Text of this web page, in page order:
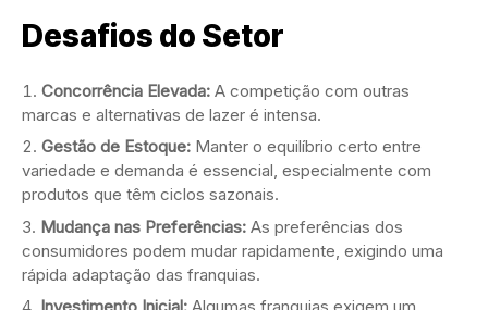
Desafios do Setor
Concorrência Elevada: A competição com outras
marcas e alternativas de lazer é intensa.
Gestão de Estoque: Manter o equilíbrio certo entre
variedade e demanda é essencial, especialmente com
produtos que têm ciclos sazonais.
Mudança nas Preferências: As preferências dos
consumidores podem mudar rapidamente, exigindo uma
rápida adaptação das franquias.